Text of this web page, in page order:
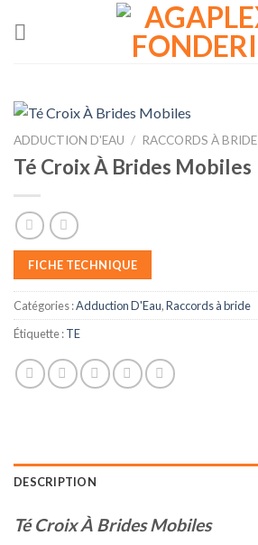
ADDUCTION D'EAU / RACCORDS À BRIDE
Té Croix À Brides Mobiles
FICHE TECHNIQUE
Catégories :Adduction D'Eau,Raccords à bride
Étiquette :TE
DESCRIPTION
Té Croix À Brides Mobiles